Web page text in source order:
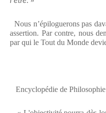
Nous n’épiloguerons pas
assertion. Par contre, nous
par qui le Tout du Monde
Encyclopédie de